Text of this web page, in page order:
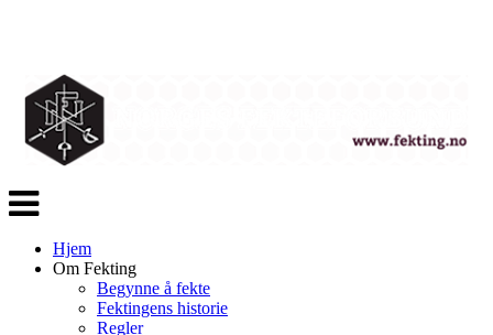
Veksle
navigasjon
Hjem
Om Fekting
Begynne å fekte
Fektingens historie
Regler